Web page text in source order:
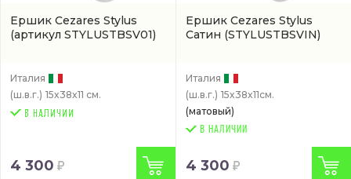
Ершик Cezares Stylus
(артикул STYLUSTBSV01)
Италия
(ш.в.г.) 15x38x11 см.
4 300
Ершик Cezares Stylus
Сатин (STYLUSTBSVIN)
Италия
(ш.в.г.) 15x38x11см.
(матовый)
В НАЛИЧИИ
4 300